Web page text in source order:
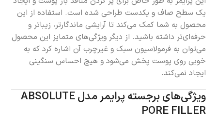
یک سطح صاف و یکدست طراحی شده است. استفاده از این
محصول به شما کمک می‌کند تا آرایشی ماندگارتر، زیباتر و
حرفه‌ای‌تر داشته باشید. از دیگر ویژگی‌های متمایز این محصول
می‌توان به فرمولاسیون سبک و غیرچرب آن اشاره کرد که به
خوبی روی پوست پخش می‌شود و هیچ احساس سنگینی
ایجاد نمی‌کند.
ویژگی‌های برجسته پرایمر مدل ABSOLUTE
PORE FILLER